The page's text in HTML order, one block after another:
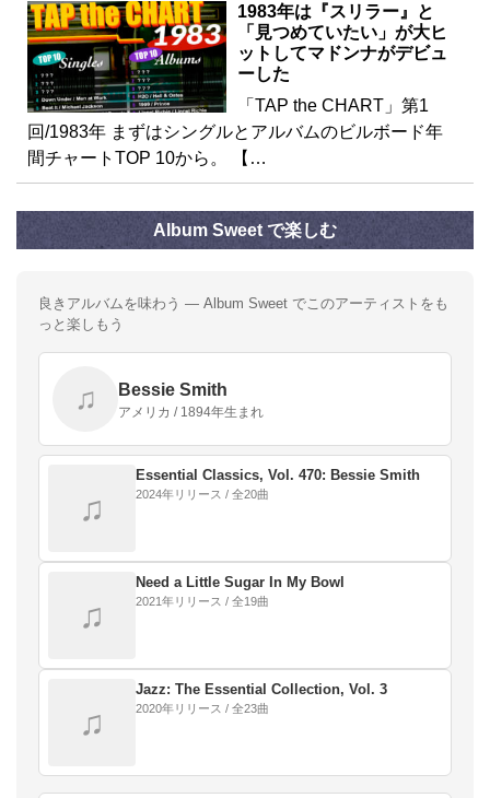
1983年は『スリラー』と
「見つめていたい」が大ヒ
ットしてマドンナがデビュ
ーした
「TAP the CHART」第1
回/1983年 まずはシングルとアルバムのビルボード年
間チャートTOP 10から。 【…
Album Sweet で楽しむ
良きアルバムを味わう — Album Sweet でこのアーティストをも
っと楽しもう
♫ Bessie Smith
アメリカ / 1894年生まれ
♫
Essential Classics, Vol. 470: Bessie Smith
2024年リリース / 全20曲
♫
Need a Little Sugar In My Bowl
2021年リリース / 全19曲
♫
Jazz: The Essential Collection, Vol. 3
2020年リリース / 全23曲